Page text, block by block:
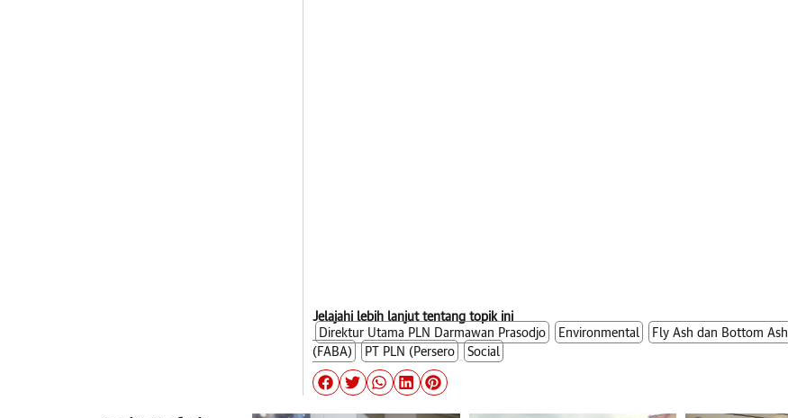
Jelajahi lebih lanjut tentang topik ini
Direktur Utama PLN Darmawan Prasodjo
Environmental
Fly Ash dan Bottom Ash
(FABA)
PT PLN (Persero Social